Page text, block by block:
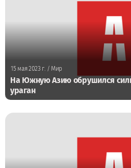
15 мая 2023 г./ Мир
На Южную Азию обрушился
ураган